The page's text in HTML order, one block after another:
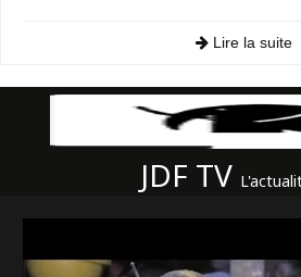
Lire la suite
JDF TV